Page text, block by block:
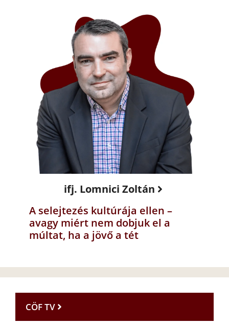
ifj. Lomnici Zoltán
A selejtezés kultúrája ellen –
avagy miért nem dobjuk el a
múltat, ha a jövő a tét
CÖF TV